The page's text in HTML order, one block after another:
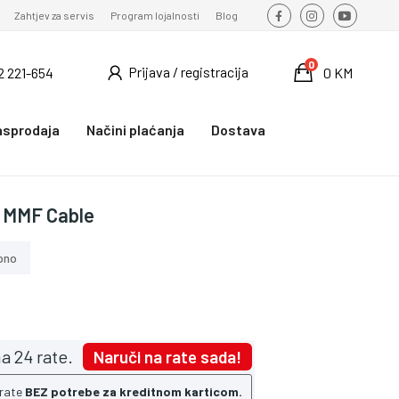
Zahtjev za servis Program lojalnosti Blog
221-654 Prijava / registracija 0 KM
0
Načini plaćanja
Dostava
Cable
24 rate. Naruči na rate sada!
BEZ potrebe za kreditnom karticom.